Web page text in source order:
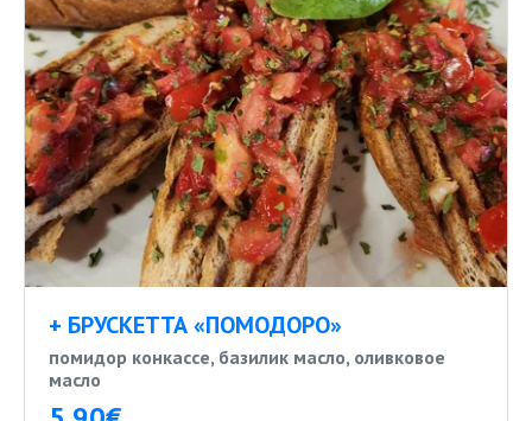
+ БРУСКЕТТА «ПОМОДОРО»
помидор конкассе, базилик масло, оливковое
масло